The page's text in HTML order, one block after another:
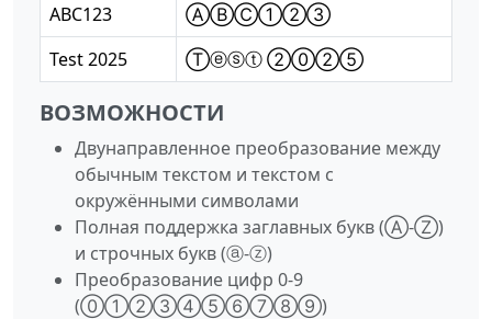
ABC123
ⒶⒷⒸ①②③
Test 2025
Ⓣⓔⓢⓣ ②⓪②⑤
ВОЗМОЖНОСТИ
Двунаправленное преобразование между
обычным текстом и текстом с
окружёнными символами
Полная поддержка заглавных букв (Ⓐ‑Ⓩ)
и строчных букв (ⓐ‑ⓩ)
Преобразование цифр 0‑9
(⓪①②③④⑤⑥⑦⑧⑨)